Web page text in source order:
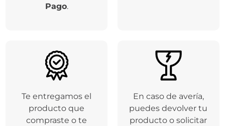
Pago.
Te entregamos el
producto que
compraste o te
En caso de avería,
puedes devolver tu
producto o solicitar